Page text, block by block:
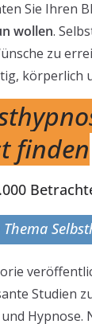
Sie Ihren
wollen.
zu
körperlich
finden
Studien
Hypnose.